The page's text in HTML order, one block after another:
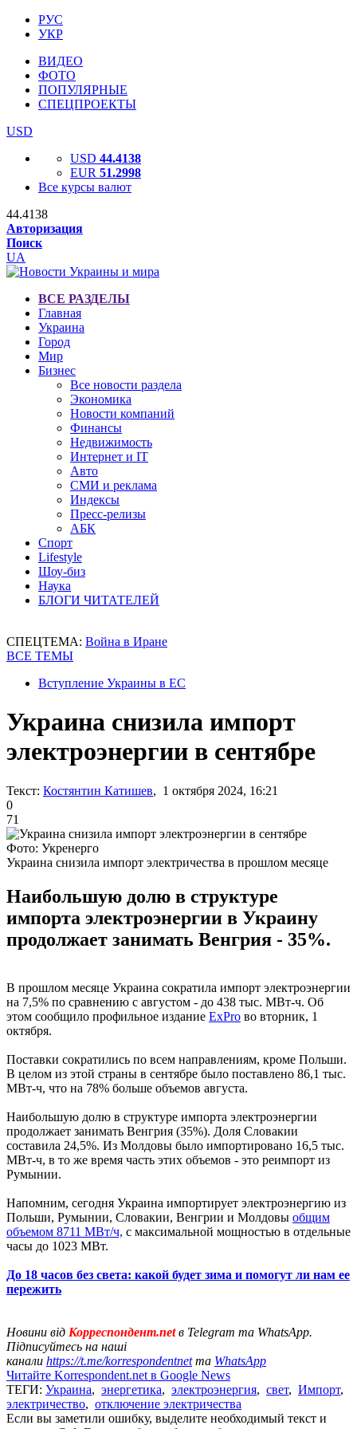
РУС
УКР
ВИДЕО
ФОТО
ПОПУЛЯРНЫЕ
СПЕЦПРОЕКТЫ
USD
USD 44.4138
EUR 51.2998
Все курсы валют
44.4138
Авторизация
Поиск
UA
ВСЕ РАЗДЕЛЫ
Главная
Украина
Город
Мир
Бизнес
Все новости раздела
Экономика
Новости компаний
Финансы
Недвижимость
Интернет и IT
Авто
СМИ и реклама
Индексы
Пресс-релизы
АБК
Спорт
Lifestyle
Шоу-биз
Наука
БЛОГИ ЧИТАТЕЛЕЙ
СПЕЦТЕМА: Война в Иране
ВСЕ ТЕМЫ
Вступление Украины в ЕС
Украина снизила импорт
электроэнергии в сентябре
Текст: Костянтин Катишев, 1 октября 2024, 16:21
0
71
Фото: Укренерго
Украина снизила импорт электричества в прошлом месяце
Наибольшую долю в структуре
импорта электроэнергии в Украину
продолжает занимать Венгрия - 35%.
В прошлом месяце Украина сократила импорт электроэнергии
на 7,5% по сравнению с августом - до 438 тыс. МВт-ч. Об
этом сообщило профильное издание ExPro во вторник, 1
октября.
Поставки сократились по всем направлениям, кроме Польши.
В целом из этой страны в сентябре было поставлено 86,1 тыс.
МВт-ч, что на 78% больше объемов августа.
Наибольшую долю в структуре импорта электроэнергии
продолжает занимать Венгрия (35%). Доля Словакии
составила 24,5%. Из Молдовы было импортировано 16,5 тыс.
МВт-ч, в то же время часть этих объемов - это реимпорт из
Румынии.
Напомним, сегодня Украина импортирует электроэнергию из
Польши, Румынии, Словакии, Венгрии и Молдовы общим
объемом 8711 МВт/ч, с максимальной мощностью в отдельные
часы до 1023 МВт.
До 18 часов без света: какой будет зима и помогут ли нам ее
пережить
Новини від Корреспондент.netв Telegram та WhatsApp.
Підписуйтесь на наші
канали https://t.me/korrespondentnetта WhatsApp
Читайте Korrespondent.net в Google News
ТЕГИ: Украина, энергетика, электроэнергия, свет, Импорт,
электричество, отключение электричества
Если вы заметили ошибку, выделите необходимый текст и